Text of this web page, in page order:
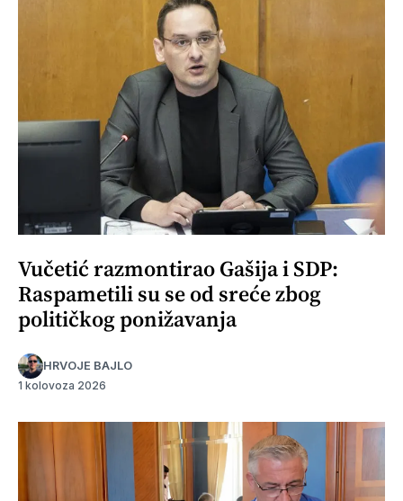
Vučetić razmontirao Gašija i SDP:
Raspametili su se od sreće zbog
političkog ponižavanja
HRVOJE BAJLO
1 kolovoza 2026